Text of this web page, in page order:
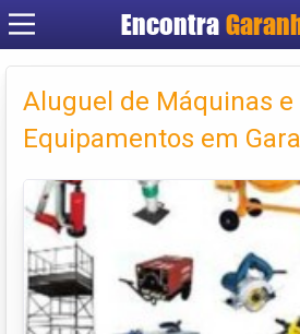
Encontra
Criar conta
Aluguel de Máquinas e
Equipamentos em